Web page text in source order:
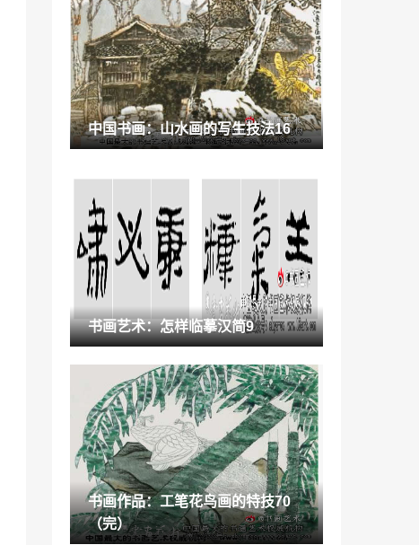
嘉宝莉内墙面漆「试桩检测不合格怎么
办」
2023-01-04
栀子花南方「南方开的花」
2022-11-17
我们都是小小艺术家「小小美术家」
北欧风格黑白灰「北欧黑白灰装修效果图
客厅」
2023-01-15
“陶瓷”威登堡喷墨全抛釉成受欢迎地砖品
牌
2022-10-14
培训机构学员增长率「经营分析培训」
2023-01-20
木心的美术作品「木心的作品」
2023-01-25
鉴赏百科：09月28日陶瓷工艺品网上报价
2022-02-08
陶瓷作品：中国传统陶瓷新型现代工业化
生产
中国书画：山水画的写生技法16
书画艺术：怎样临摹汉简9
书画作品：工笔花鸟画的特技70
（完）